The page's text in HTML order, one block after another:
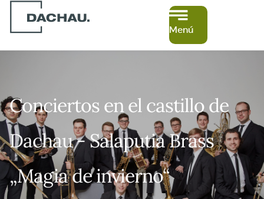
Menú
Conciertos en el castillo de
Dachau - Salaputia Brass
„Magia de invierno“